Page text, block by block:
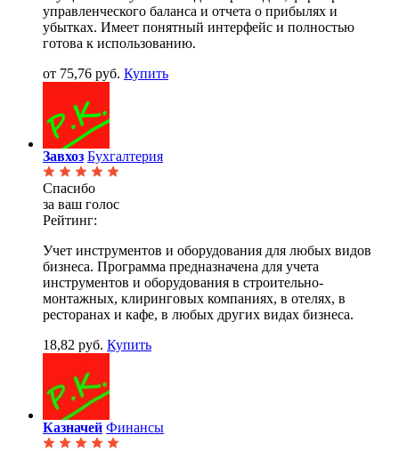
управленческого баланса и отчета о прибылях и
убытках. Имеет понятный интерфейс и полностью
готова к использованию.
от 75,76 руб. Купить
Завхоз Бухгалтерия
Спасибо
за ваш голос
Рейтинг:
Учет инструментов и оборудования для любых видов
бизнеса. Программа предназначена для учета
инструментов и оборудования в строительно-
монтажных, клиринговых компаниях, в отелях, в
ресторанах и кафе, в любых других видах бизнеса.
18,82 руб. Купить
Казначей Финансы